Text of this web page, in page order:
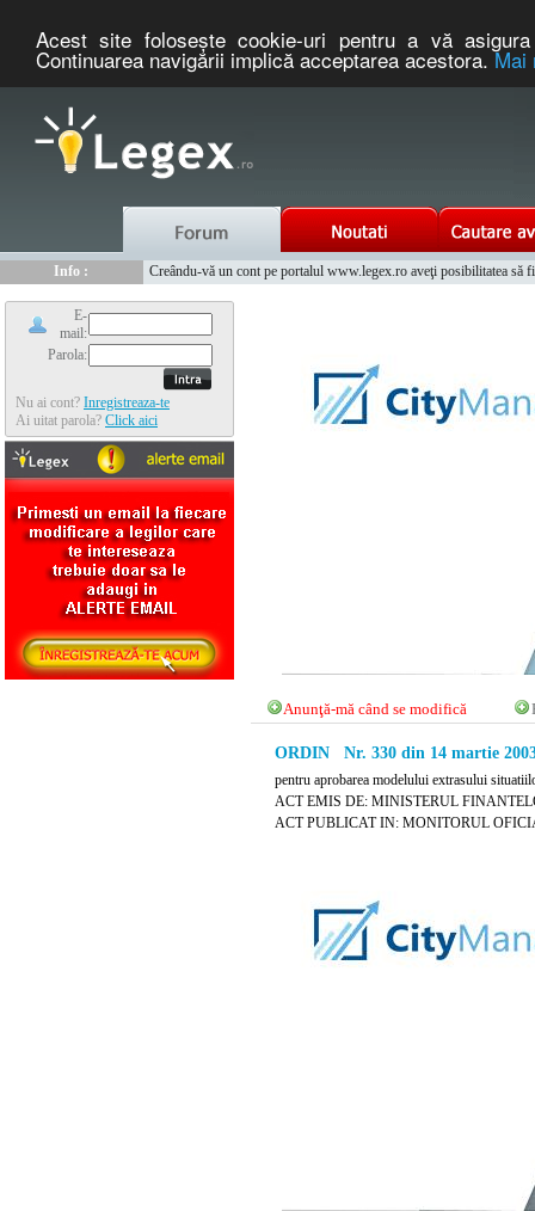
Acest site foloseşte cookie-uri pentru a vă
Continuarea navigării implică acceptarea acestora.Mai
Info :
Creându-vă un cont pe portalul www.legex.ro aveţi posibilitatea să
E-
mail:
Parola:
Nu ai cont? Inregistreaza-te
Ai uitat parola? Click aici
Anunţă-mă când se modifică
ORDIN Nr. 330 din 14 martie
pentru aprobarea modelului extrasului
ACT EMIS DE: MINISTERUL
ACT PUBLICAT IN: MONITORUL